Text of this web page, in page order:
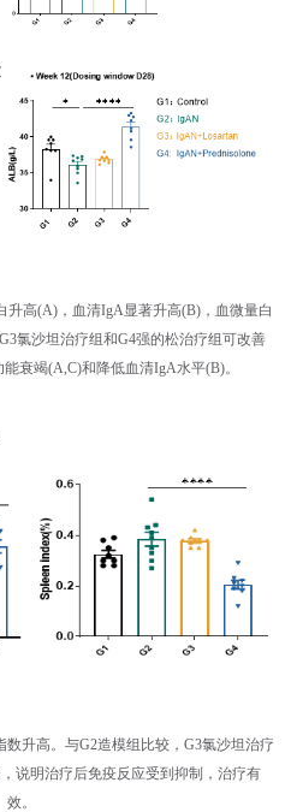
升高(A)，血清IgA显著升高(B)，血微量白
氯沙坦治疗组和G4强的松治疗组可改善
衰竭(A,C)和降低血清IgA水平(B)。
升高。与G2造模组比较，G3氯沙坦治疗
说明治疗后免疫反应受到抑制，治疗有
效。